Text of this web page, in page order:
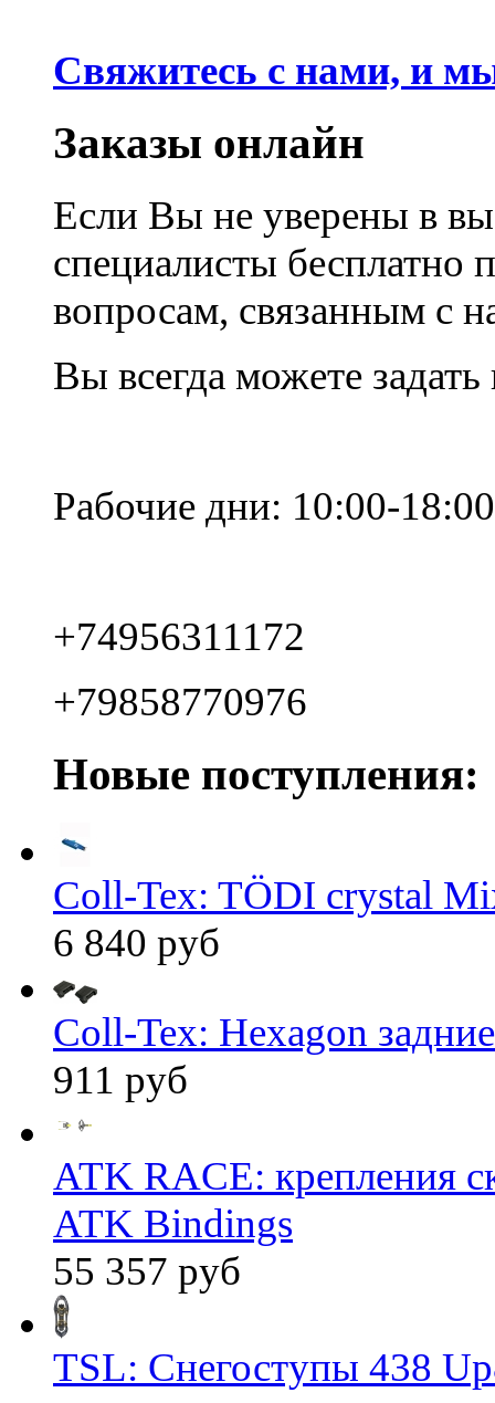
Свяжитесь с нами, и
Заказы онлайн
Если Вы не уверены в
специалисты
вопросам, связанным с
Вы всегда можете
Рабочие дни: 10:00-18:00
+74956311172
+79858770976
Новые поступления:
Coll-Tex: TÖDI crystal
6 840 руб
Coll-Tex: Hexagon
911 руб
ATK RACE: крепления
ATK Bindings
55 357 руб
TSL: Снегоступы 438